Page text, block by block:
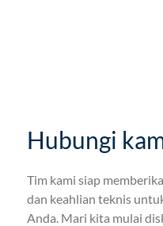
Hubungi
Tim kami siap
dan keahlian teknis
Anda. Mari kita mulai